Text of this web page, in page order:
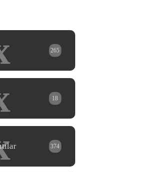
265
18
374